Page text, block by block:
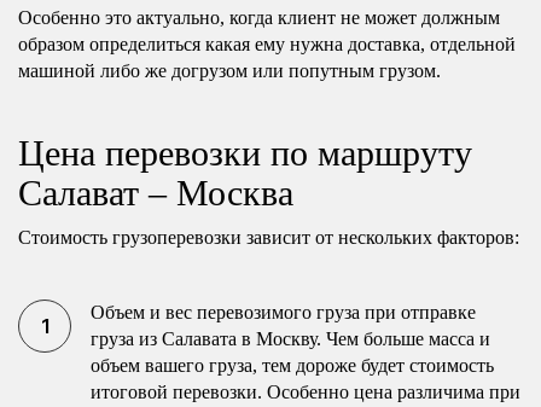
Особенно это актуально, когда клиент не может должным
образом определиться какая ему нужна доставка, отдельной
машиной либо же догрузом или попутным грузом.
Цена перевозки по маршруту
Салават – Москва
Стоимость грузоперевозки зависит от нескольких факторов:
Объем и вес перевозимого груза при отправке
груза из Салавата в Москву. Чем больше масса и
объем вашего груза, тем дороже будет стоимость
итоговой перевозки. Особенно цена различима при